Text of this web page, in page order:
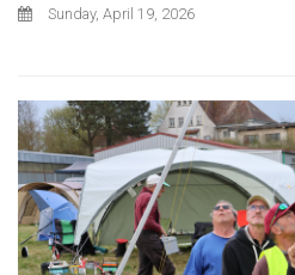
Sunday, April 19, 2026